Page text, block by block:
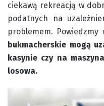
ciekawą rekreacją w
podatnych na
problemem.
bukmacherskie mogą
kasynie czy na
losowa.